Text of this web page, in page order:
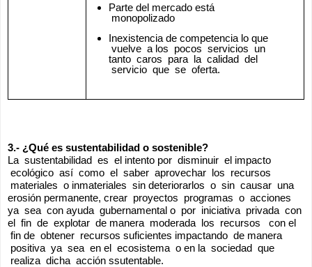
Parte del mercado está
monopolizado
Inexistencia de competencia lo que
vuelve  a los  pocos  servicios  un
tanto  caros  para  la  calidad  del
servicio  que  se  oferta.
3.- ¿Qué es sustentabilidad o sostenible?
La  sustentabilidad  es  el intento por  disminuir  el impacto
ecológico  así  como  el  saber  aprovechar  los  recursos
materiales  o inmateriales  sin deteriorarlos  o  sin  causar  una
erosión permanente, crear  proyectos  programas  o  acciones
ya  sea  con ayuda  gubernamental o  por  iniciativa  privada  con
el  fin  de  explotar  de manera  moderada  los  recursos   con el
fin de  obtener  recursos suficientes impactando  de manera
positiva  ya  sea  en el  ecosistema  o en la  sociedad  que
realiza  dicha  acción ssutentable.